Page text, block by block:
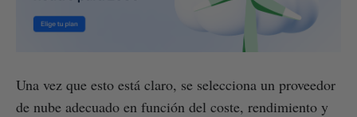
Una vez que esto está claro, se selecciona un proveedor
de nube adecuado en función del coste, rendimiento y